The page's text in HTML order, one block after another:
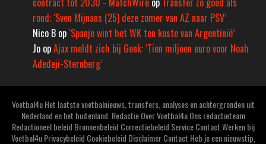
rond: ‘Sven Mijnans (25) deze zomer van AZ naar PSV’
Nico B op ‘Spanje wint het WK ten koste van Argentinië’
Jo opAjax meldt zich bij Genk: ‘Tien miljoen euro voor Noah
Adedeji-Sternberg’
Voetbal4u Het laatste voetbalnieuws, transfers, analyses en achtergronden uit
Nederland en het buitenland. Redactie Over Voetbal4u Ons redactieteam
Redactioneel beleid Bronnenbeleid Correctiebeleid Service Contact Werken bij
Voetbal4u Privacybeleid Cookiebeleid Disclaimer Contact Heb je een nieuwstip,